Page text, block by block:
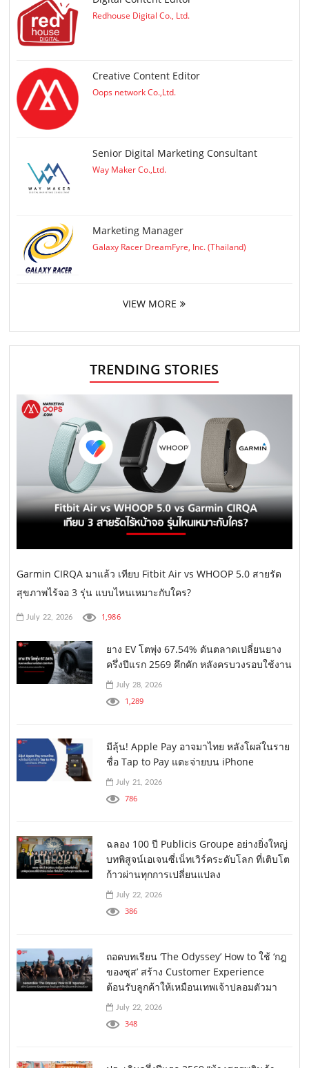
Redhouse Digital Co., Ltd.
Creative Content Editor
Oops network Co.,Ltd.
Senior Digital Marketing Consultant
Way Maker Co.,Ltd.
Marketing Manager
Galaxy Racer DreamFyre, Inc. (Thailand)
VIEW MORE
TRENDING STORIES
Garmin CIRQA มาแล้ว เทียบ Fitbit Air vs WHOOP 5.0 สายรัด
สุขภาพไร้จอ 3 รุ่น แบบไหนเหมาะกับใคร?
July 22, 2026 1,986
ยาง EV โตพุ่ง 67.54% ดันตลาดเปลี่ยนยาง
ครึ่งปีแรก 2569 คึกคัก หลังครบวงรอบใช้งาน
July 28, 2026
1,289
มีลุ้น! Apple Pay อาจมาไทย หลังโผล่ในราย
ชื่อ Tap to Pay แตะจ่ายบน iPhone
July 21, 2026
786
ฉลอง 100 ปี Publicis Groupe อย่างยิ่งใหญ่
บทพิสูจน์เอเจนซี่เน็ทเวิร์คระดับโลก ที่เติบโต
ก้าวผ่านทุกการเปลี่ยนแปลง
July 22, 2026
386
ถอดบทเรียน ‘The Odyssey’ How to ใช้ ‘กฎ
ของซุส’ สร้าง Customer Experience
ต้อนรับลูกค้าให้เหมือนเทพเจ้าปลอมตัวมา
July 22, 2026
348